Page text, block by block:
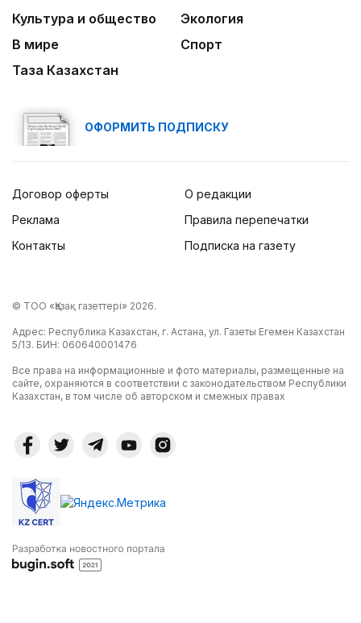
Культура и общество
Экология
В мире
Спорт
Таза Казахстан
ОФОРМИТЬ ПОДПИСКУ
Договор оферты
Реклама
Контакты
О редакции
Правила перепечатки
Подписка на газету
© ТОО «Қазақ газеттері» 2026.
Адрес: Республика Казахстан, г. Астана, ул. Газеты Егемен Казахстан
5/13. БИН: 060640001476
Все права на информационные и фото материалы, размещенные на
сайте, охраняются в соответствии с законодательством Республики
Казахстан, в том числе об авторском и смежных правах